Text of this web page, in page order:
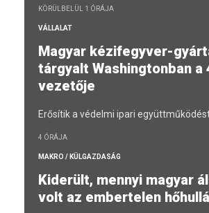
KÖRÜLBELÜL 1 ÓRÁJA
VÁLLALAT
Magyar kézifegyver-
tárgyalt Washingtonban a
vezetője
Erősítik a védelmi ipari
4 ÓRÁJA
MAKRO / KÜLGAZDASÁG
Kiderült, mennyi magyar
volt az embertelen